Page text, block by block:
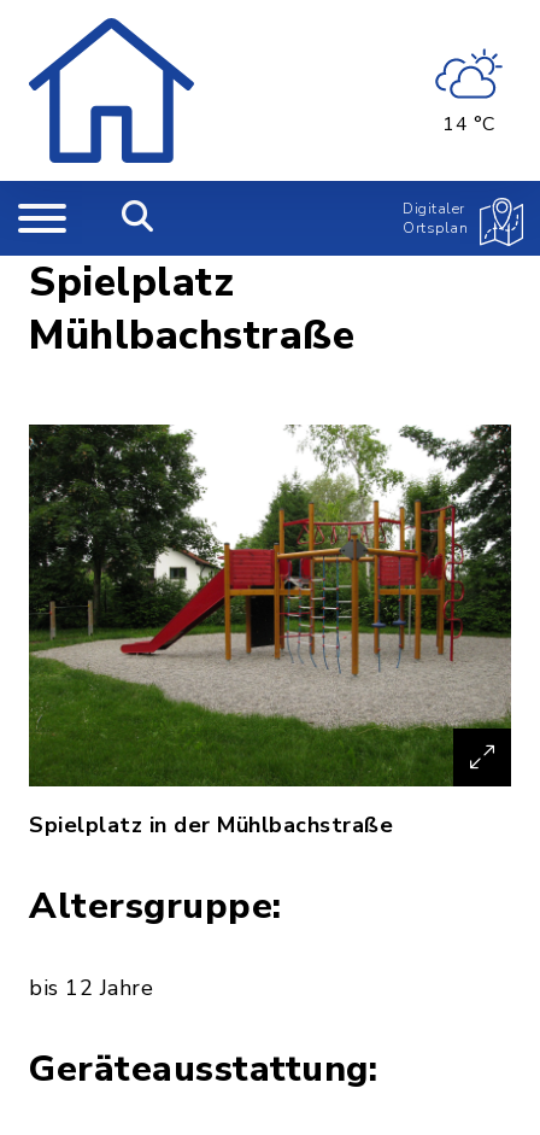
14 °C
Digitaler
Ortsplan
Spielplatz
Mühlbachstraße
Spielplatz in der Mühlbachstraße
Altersgruppe:
bis 12 Jahre
Geräteausstattung: